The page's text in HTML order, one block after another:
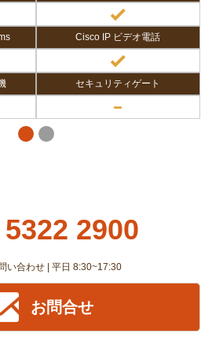
Cisco IP ビデオ電話
セキュリティゲート
2900
い合わせ | 平日 8:30~17:30
お問合せ